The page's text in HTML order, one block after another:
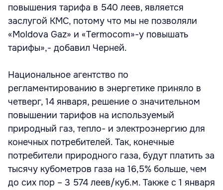
повышения тарифа в 540 леев, является
заслугой КМС, потому что мы не позволяли
«Moldova Gaz» и «Termocom»-у повышать
тарифы»,- добавил Черней.
Национальное агентство по
регламентированию в энергетике приняло в
четверг, 14 января, решение о значительном
повышении тарифов на используемый
природный газ, тепло- и электроэнергию для
конечных потребителей. Так, конечные
потребители природного газа, будут платить за
тысячу кубометров газа на 16,5% больше, чем
до сих пор – 3 574 леев/куб.м. Также с 1 января